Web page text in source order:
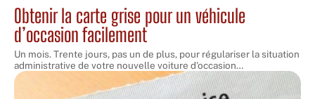
Obtenir la carte grise pour un véhicule
d’occasion facilement
Un mois. Trente jours, pas un de plus, pour régulariser la situation
administrative de votre nouvelle voiture d'occasion…